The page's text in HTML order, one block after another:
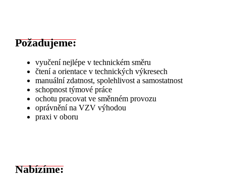
Požadujeme:
vyučení nejlépe v technickém směru
čtení a orientace v technických výkresech
manuální zdatnost, spolehlivost a samostatnost
schopnost týmové práce
ochotu pracovat ve směnném provozu
oprávnění na VZV výhodou
praxi v oboru
Nabízíme: